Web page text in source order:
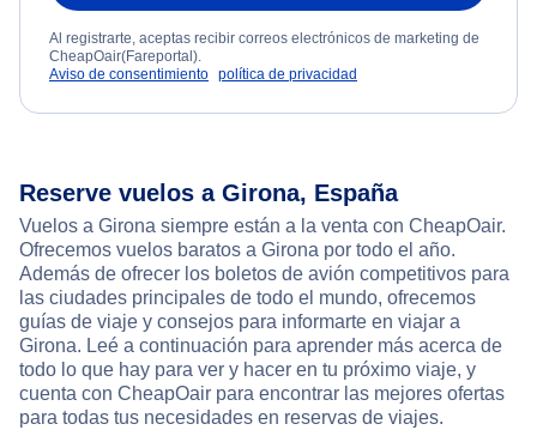
Al registrarte, aceptas recibir correos electrónicos de marketing de
CheapOair(Fareportal).
Aviso de consentimiento política de privacidad
Reserve vuelos a Girona, España
Vuelos a Girona siempre están a la venta con CheapOair.
Ofrecemos vuelos baratos a Girona por todo el año.
Además de ofrecer los boletos de avión competitivos para
las ciudades principales de todo el mundo, ofrecemos
guías de viaje y consejos para informarte en viajar a
Girona. Leé a continuación para aprender más acerca de
todo lo que hay para ver y hacer en tu próximo viaje, y
cuenta con CheapOair para encontrar las mejores ofertas
para todas tus necesidades en reservas de viajes.